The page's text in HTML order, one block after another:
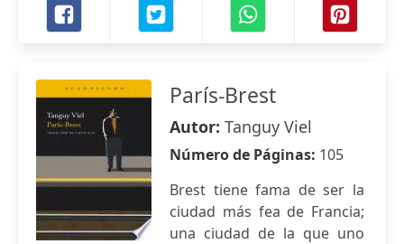
París-Brest
Autor: Tanguy Viel
Número de Páginas: 105
Brest tiene fama de ser la
ciudad más fea de Francia;
una ciudad de la que uno